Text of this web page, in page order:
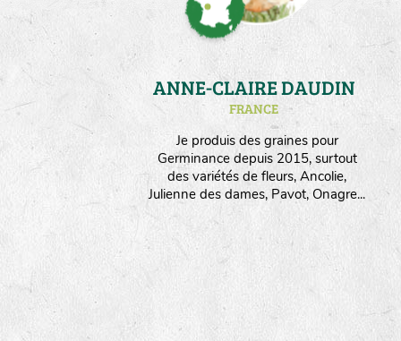
Je produis des graines pour
Germinance depuis 2015, surtout
des variétés de fleurs, Ancolie,
Julienne des dames, Pavot, Onagre...
ANNE-CLAIRE DAUDIN
FRANCE